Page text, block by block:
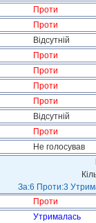
Проти
Проти
Відсутній
Проти
Проти
Проти
Проти
Відсутній
Проти
Не голосував
За:6 Проти:3
Проти
Утрималась